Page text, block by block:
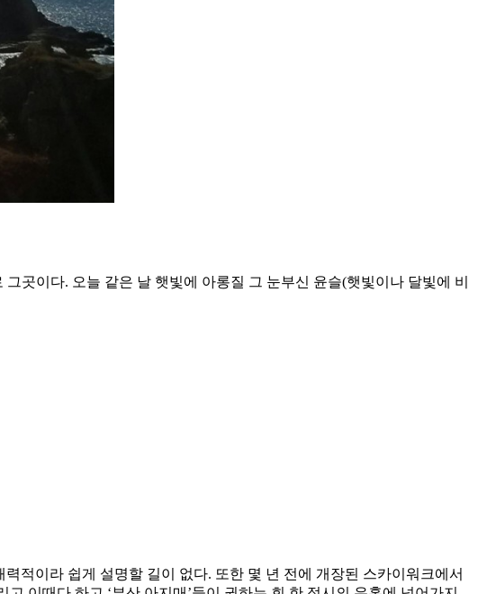
곳이다. 오늘 같은 날 햇빛에 아롱질 그 눈부신 윤슬(햇빛이나 달빛에 비
적이라 쉽게 설명할 길이 없다. 또한 몇 년 전에 개장된 스카이워크에서